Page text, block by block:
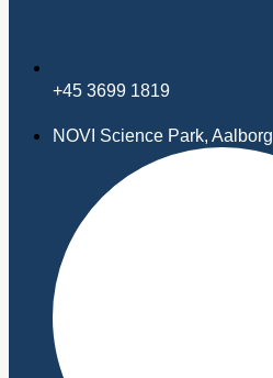
+45 3699 1819
NOVI Science Park, Aalborg